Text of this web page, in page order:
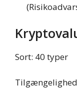
Sort: 40 typer